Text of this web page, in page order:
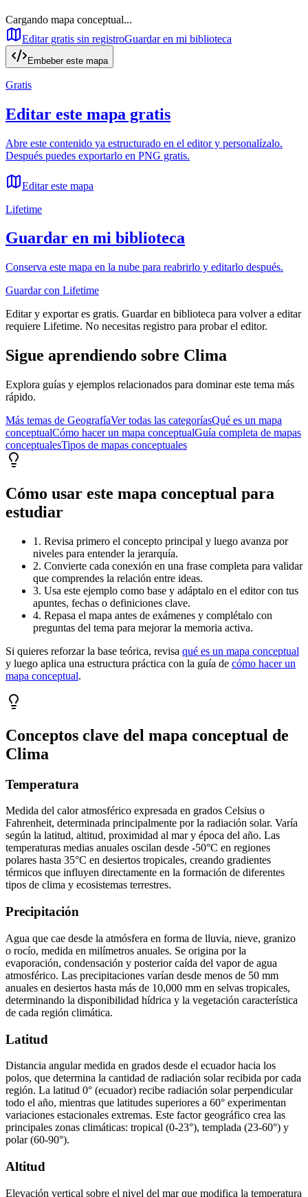
Cargando mapa conceptual...
Editar gratis sin registroGuardar en mi biblioteca
Embeber este mapa
Gratis
Editar este mapa gratis
Abre este contenido ya estructurado en el editor y personalízalo.
Después puedes exportarlo en PNG gratis.
Editar este mapa
Lifetime
Guardar en mi biblioteca
Conserva este mapa en la nube para reabrirlo y editarlo después.
Guardar con Lifetime
Editar y exportar es gratis. Guardar en biblioteca para volver a editar
requiere Lifetime. No necesitas registro para probar el editor.
Sigue aprendiendo sobre Clima
Explora guías y ejemplos relacionados para dominar este tema más
rápido.
Más temas de GeografíaVer todas las categoríasQué es un mapa
conceptualCómo hacer un mapa conceptualGuía completa de mapas
conceptualesTipos de mapas conceptuales
Cómo usar este mapa conceptual para
estudiar
1. Revisa primero el concepto principal y luego avanza por
niveles para entender la jerarquía.
2. Convierte cada conexión en una frase completa para validar
que comprendes la relación entre ideas.
3. Usa este ejemplo como base y adáptalo en el editor con tus
apuntes, fechas o definiciones clave.
4. Repasa el mapa antes de exámenes y complétalo con
preguntas del tema para mejorar la memoria activa.
Si quieres reforzar la base teórica, revisa qué es un mapa conceptual
y luego aplica una estructura práctica con la guía de cómo hacer un
mapa conceptual.
Conceptos clave del mapa conceptual de
Clima
Temperatura
Medida del calor atmosférico expresada en grados Celsius o
Fahrenheit, determinada principalmente por la radiación solar. Varía
según la latitud, altitud, proximidad al mar y época del año. Las
temperaturas medias anuales oscilan desde -50°C en regiones
polares hasta 35°C en desiertos tropicales, creando gradientes
térmicos que influyen directamente en la formación de diferentes
tipos de clima y ecosistemas terrestres.
Precipitación
Agua que cae desde la atmósfera en forma de lluvia, nieve, granizo
o rocío, medida en milímetros anuales. Se origina por la
evaporación, condensación y posterior caída del vapor de agua
atmosférico. Las precipitaciones varían desde menos de 50 mm
anuales en desiertos hasta más de 10,000 mm en selvas tropicales,
determinando la disponibilidad hídrica y la vegetación característica
de cada región climática.
Latitud
Distancia angular medida en grados desde el ecuador hacia los
polos, que determina la cantidad de radiación solar recibida por cada
región. La latitud 0° (ecuador) recibe radiación solar perpendicular
todo el año, mientras que latitudes superiores a 60° experimentan
variaciones estacionales extremas. Este factor geográfico crea las
principales zonas climáticas: tropical (0-23°), templada (23-60°) y
polar (60-90°).
Altitud
Elevación vertical sobre el nivel del mar que modifica la temperatura